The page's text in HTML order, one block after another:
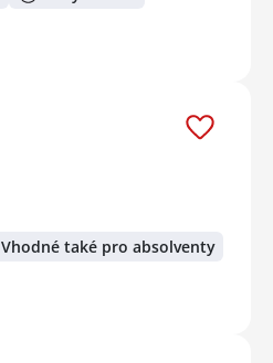
Vhodné také pro absolventy